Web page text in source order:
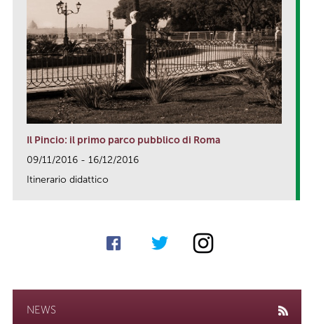
Il Pincio: il primo parco pubblico di Roma
09/11/2016 - 16/12/2016
Itinerario didattico
NEWS